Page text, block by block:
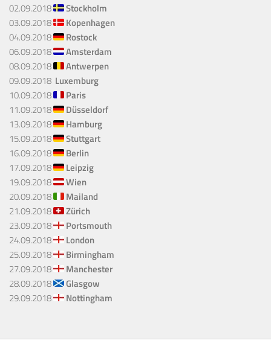
02.09.2018
Stockholm
03.09.2018
Kopenhagen
04.09.2018
Rostock
06.09.2018
Amsterdam
08.09.2018
Antwerpen
09.09.2018 Luxemburg
10.09.2018
Paris
11.09.2018
Düsseldorf
13.09.2018
Hamburg
15.09.2018
Stuttgart
16.09.2018
Berlin
17.09.2018
Leipzig
19.09.2018
Wien
20.09.2018
Mailand
21.09.2018
Zürich
23.09.2018
Portsmouth
24.09.2018
London
25.09.2018
Birmingham
27.09.2018
Manchester
28.09.2018
Glasgow
29.09.2018
Nottingham